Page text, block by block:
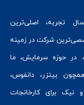
با 13 سال تجربه، اصلی‌ترین
شرکت در زمینه
در حوزه سرمایش، ما
همچون بیتزر، دانفوس،
نیک برای کارخانجات